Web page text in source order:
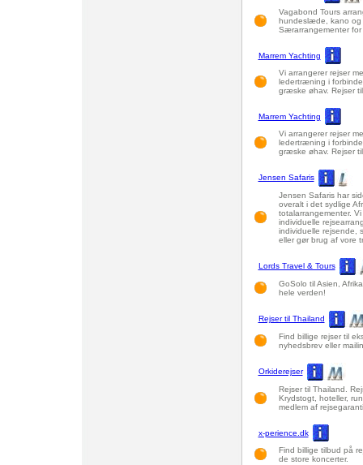
Vagabond Tours
hundeslæde, kano og
Særarrangementer for
Marrem Yachting
Vi arrangerer rejser
ledertræning i
græske øhav. Rejser
Marrem Yachting
Vi arrangerer rejser
ledertræning i
græske øhav. Rejser
Jensen Safaris
Jensen Safaris har
overalt i det sydlige
totalarrangementer.
individuelle
individuelle rejsende,
eller gør brug af vore
Lords Travel & Tours
GoSolo til Asien,
hele verden!
Rejser til Thailand
Find billige rejser til
nyhedsbrev eller
Orkiderejser
Rejser til Thailand.
Krydstogt, hoteller,
medlem af
x-perience.dk
Find billige tilbud på
de store koncerter.